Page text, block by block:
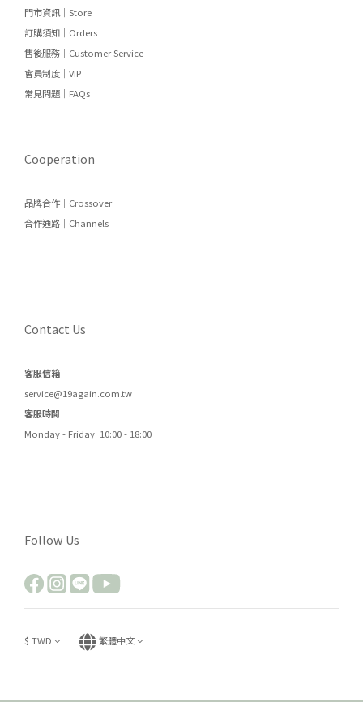
門市資訊｜Store
訂購須知｜Orders
售後服務｜Customer Service
會員制度｜VIP
常見問題｜FAQs
Cooperation
品牌合作｜Crossover
合作通路｜Channels
Contact Us
客服信箱
service@19again.com.tw
客服時間
Monday - Friday 10:00 - 18:00
Follow Us
$ TWD 繁體中文